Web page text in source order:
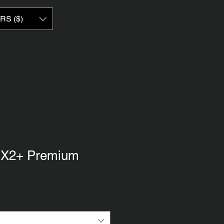
($)
Premium